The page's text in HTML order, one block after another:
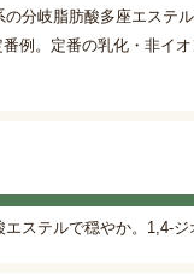
分岐脂肪酸多座エステ
例。定番の乳化・非イ
ステルで穏やか。1,4-ジ